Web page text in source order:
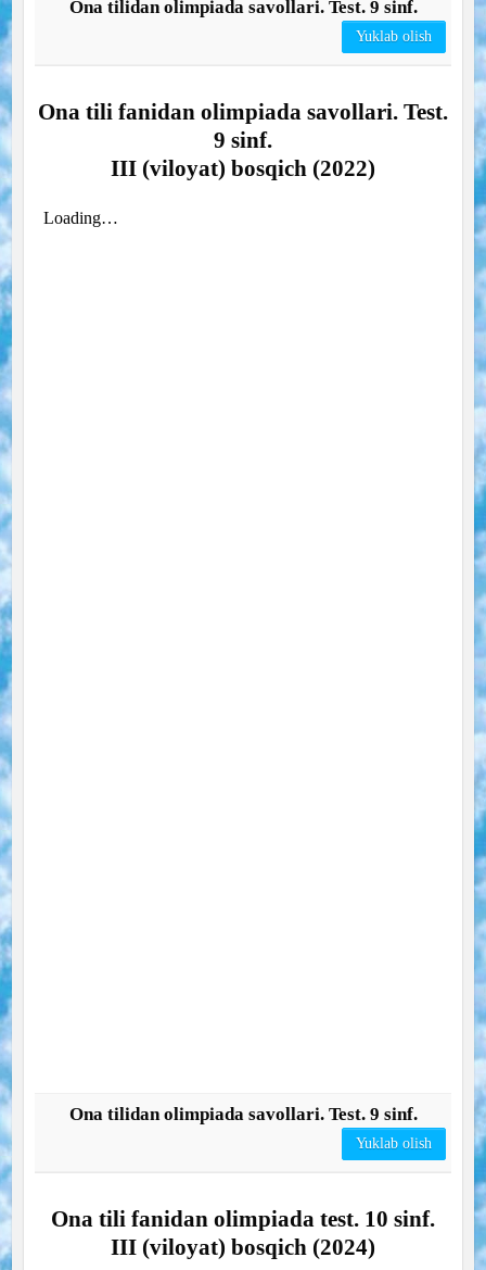
Ona tilidan olimpiada savollari. Test. 9 sinf.
Yuklab olish
Ona tili fanidan olimpiada savollari. Test.
9 sinf.
III (viloyat) bosqich (2022)
Ona tilidan olimpiada savollari. Test. 9 sinf.
Yuklab olish
Ona tili fanidan olimpiada test. 10 sinf.
III (viloyat) bosqich (2024)